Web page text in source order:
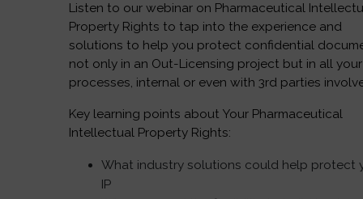
Listen to our webinar on Pharmaceutical
Property Rights to tap into the experience and
solutions to help you protect confidential
not only in an Out-Licensing project but in all your
processes, internal or even with 3rd parties
Key learning points about Your Pharmaceutical
Intellectual Property Rights:
What industry solutions could help protect
IP